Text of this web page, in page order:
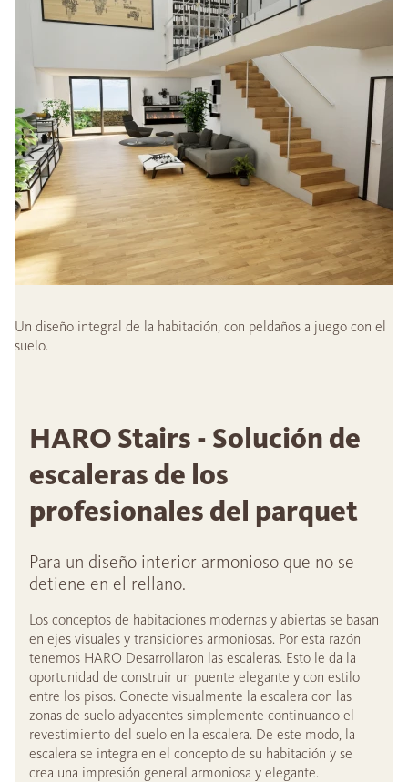
Un diseño integral de la habitación, con peldaños a juego con el
suelo.
HARO Stairs - Solución de
escaleras de los
profesionales del parquet
Para un diseño interior armonioso que no se
detiene en el rellano.
Los conceptos de habitaciones modernas y abiertas se basan
en ejes visuales y transiciones armoniosas. Por esta razón
tenemos HARO Desarrollaron las escaleras. Esto le da la
oportunidad de construir un puente elegante y con estilo
entre los pisos. Conecte visualmente la escalera con las
zonas de suelo adyacentes simplemente continuando el
revestimiento del suelo en la escalera. De este modo, la
escalera se integra en el concepto de su habitación y se
crea una impresión general armoniosa y elegante.